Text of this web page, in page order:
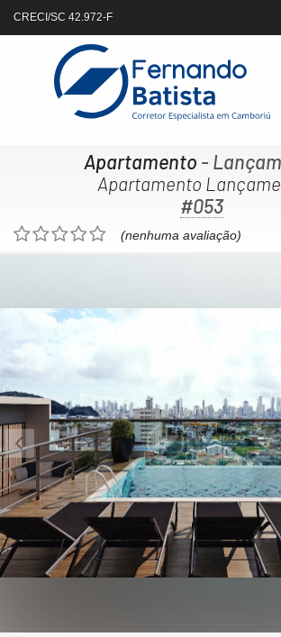
CRECI/SC 42.972-F
Apartamento -
Apartamento
#053
(nenhuma avaliação)